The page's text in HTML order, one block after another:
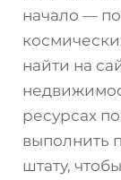
начало —
найти на
ресурсах
выполнить
штату,